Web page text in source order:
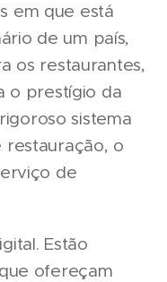
em que está
de um país,
os restaurantes,
o prestígio da
sistema
restauração, o
de
Estão
ofereçam